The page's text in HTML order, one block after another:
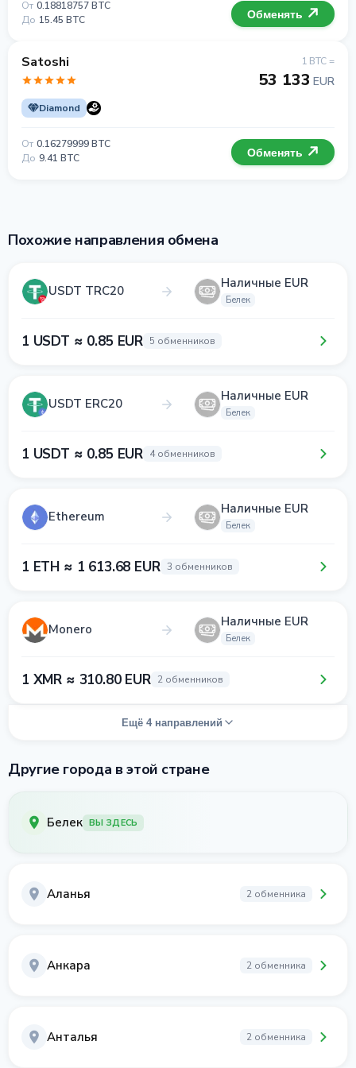
От 0.18818757 BTC
До 15.45 BTC Обменять
Satoshi
Diamond
1 BTC =
53 133 EUR
От 0.16279999 BTC
До 9.41 BTC Обменять
Похожие направления обмена
USDT TRC20 Наличные EUR
Белек
1 USDT ≈ 0.85 EUR 5 обменников
USDT ERC20 Наличные EUR
Белек
1 USDT ≈ 0.85 EUR 4 обменников
Ethereum Наличные EUR
Белек
1 ETH ≈ 1 613.68 EUR 3 обменников
Monero Наличные EUR
Белек
1 XMR ≈ 310.80 EUR 2 обменников
Ещё 4 направлений
Другие города в этой стране
Белек ВЫ ЗДЕСЬ
Аланья 2 обменника
Анкара 2 обменника
Анталья 2 обменника